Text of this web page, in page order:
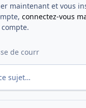
maintenant et vous
connectez-vous
sujet…